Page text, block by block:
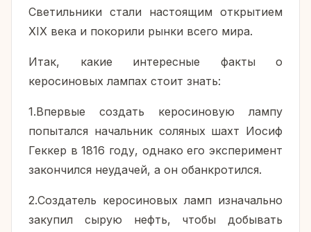
Светильники стали настоящим открытием
XIX века и покорили рынки всего мира.
Итак, какие интересные факты о
керосиновых лампах стоит знать:
1.Впервые создать керосиновую лампу
попытался начальник соляных шахт Иосиф
Геккер в 1816 году, однако его эксперимент
закончился неудачей, а он обанкротился.
2.Создатель керосиновых ламп изначально
закупил сырую нефть, чтобы добывать